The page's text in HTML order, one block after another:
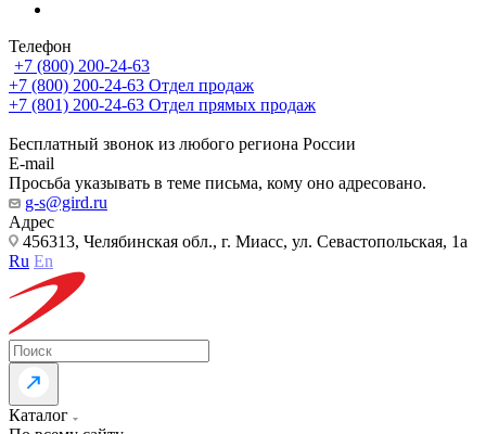
Телефон
+7 (800) 200-24-63
+7 (800) 200-24-63 Отдел продаж
+7 (801) 200-24-63 Отдел прямых продаж
Бесплатный звонок из любого региона России
E-mail
Просьба указывать в теме письма, кому оно адресовано.
g-s@gird.ru
Адрес
456313, Челябинская обл., г. Миасс, ул. Севастопольская, 1а
Ru En
Каталог